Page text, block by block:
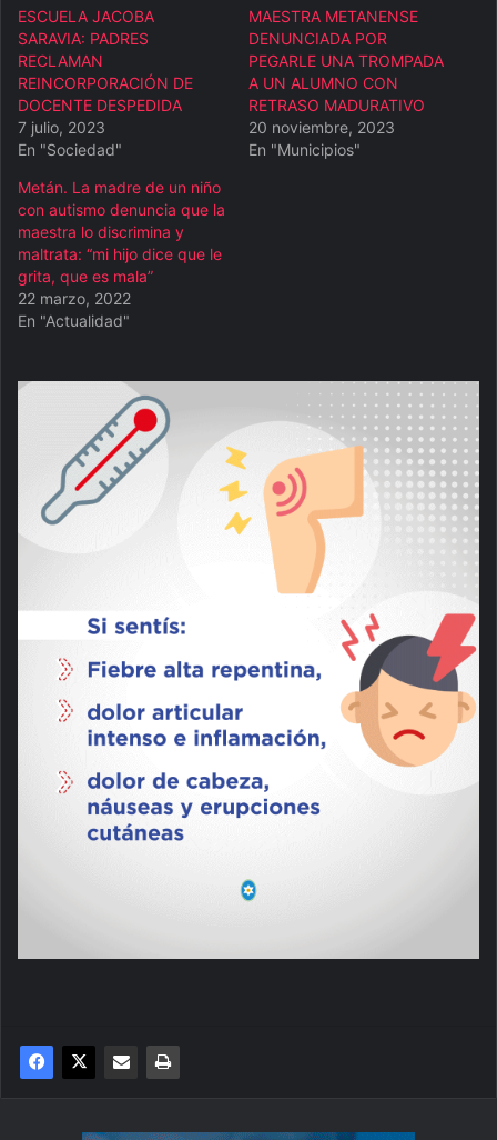
ESCUELA JACOBA
SARAVIA: PADRES
RECLAMAN
REINCORPORACIÓN DE
DOCENTE DESPEDIDA
7 julio, 2023
En "Sociedad"
MAESTRA METANENSE
DENUNCIADA POR
PEGARLE UNA TROMPADA
A UN ALUMNO CON
RETRASO MADURATIVO
20 noviembre, 2023
En "Municipios"
Metán. La madre de un niño
con autismo denuncia que la
maestra lo discrimina y
maltrata: “mi hijo dice que le
grita, que es mala”
22 marzo, 2022
En "Actualidad"